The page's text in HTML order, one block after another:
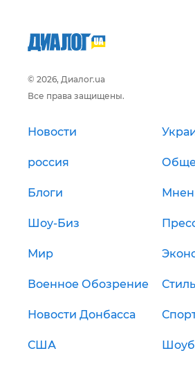
© 2026, Диалог.ua
Все права защищены.
Новости
россия
Блоги
Шоу-Биз
Мир
Военное Обозрение Стиль
Новости Донбасса
США